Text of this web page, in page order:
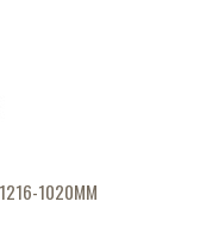
1216-1020MM